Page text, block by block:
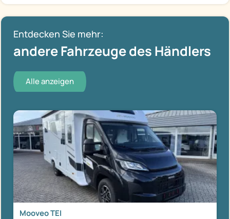
Entdecken Sie mehr:
andere Fahrzeuge des Händlers
Alle anzeigen
Mooveo TEI